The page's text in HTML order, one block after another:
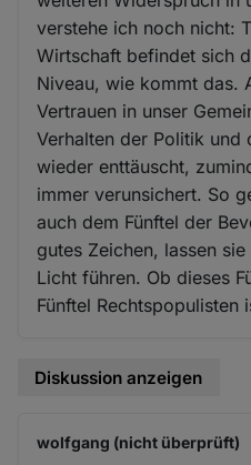
verstehe ich noch nicht:
Wirtschaft befindet sich
Niveau, wie kommt das.
Vertrauen in unser
Verhalten der Politik und
wieder enttäuscht,
immer verunsichert. So
auch dem Fünftel der
gutes Zeichen, lassen
Licht führen. Ob dieses
Fünftel Rechtspopulisten
Diskussion anzeigen
wolfgang (nicht überprüft)